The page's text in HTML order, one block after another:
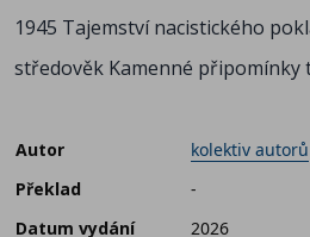
1945 Tajemství nacistického
středověk Kamenné připomínky
Autor
kolektiv autorů
Překlad
-
Datum vydání
2026